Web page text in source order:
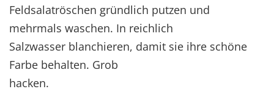
Feldsalatröschen gründlich putzen und
mehrmals waschen. In reichlich
Salzwasser blanchieren, damit sie ihre schöne
Farbe behalten. Grob
hacken.